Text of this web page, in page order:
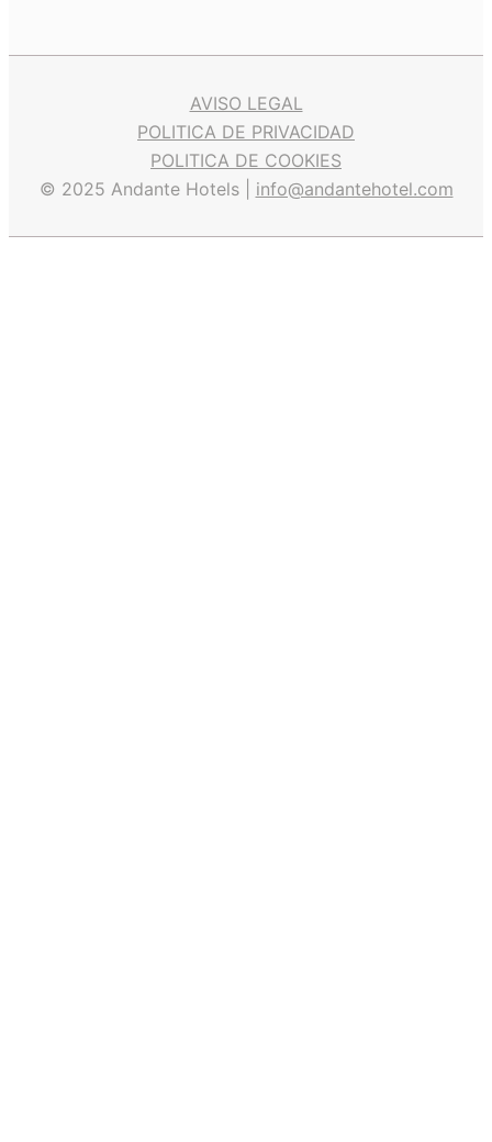
© 2025 Andante Hotels | info@andantehotel.com
AVISO LEGAL
POLITICA DE PRIVACIDAD
POLITICA DE COOKIES